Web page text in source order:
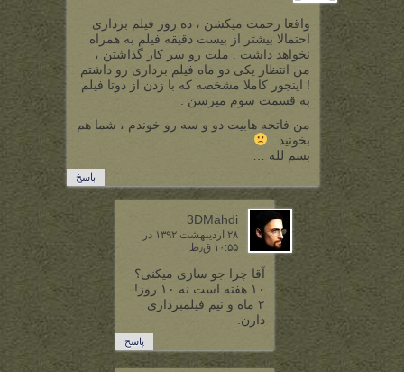
واقعا زحمت میکشن ، ده روز فیلم برداری
احتمالا بیشتر از بیست دقیقه فیلم به همراه
نخواهد داشت . ملت رو سر کار گذاشتن ،
من انتظار یکی دو ماه فیلم برداری رو داشتم
! اینجور کاملا مشخصه که با زدن از دوتا فیلم
به قسمت سوم میرسن .
من فاتحه هابیت دو و سه رو خوندم ، شما هم
بخونید .
بسم لله …
پاسخ
3DMahdi
۲۸ اردیبهشت ۱۳۹۲ در
۱۰:۵۵ ق٫ظ
آقا چرا جو سازی میکنی؟
۱۰ هفته است نه ۱۰ روز!
۲ ماه و نیم فیلمبرداری
دارن.
پاسخ